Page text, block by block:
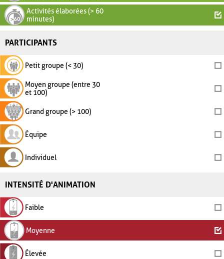
Activités élaborées (> 60
minutes)
PARTICIPANTS
Petit groupe (< 30)
Moyen groupe (entre 30
et 100)
Grand groupe (> 100)
Équipe
Individuel
INTENSITÉ D'ANIMATION
Faible
Moyenne
Élevée